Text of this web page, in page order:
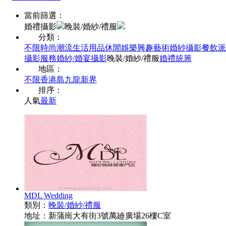
當前篩選：
婚禮攝影
晚裝/婚紗/禮服
分類：
不限時尚潮流生活用品休閒娛樂興趣藝術婚紗攝影餐飲
攝影服務婚紗/婚宴攝影晚裝/婚紗/禮服婚禮統籌
地區：
不限香港島九龍新界
排序：
人氣最新
MDL Wedding
類別： 晚裝/婚紗/禮服
地址：新蒲崗大有街3號萬廸廣場26樓C室